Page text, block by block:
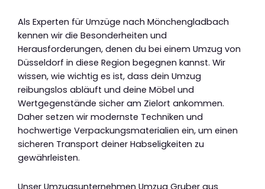
Als Experten für Umzüge nach Mönchengladbach
kennen wir die Besonderheiten und
Herausforderungen, denen du bei einem Umzug von
Düsseldorf in diese Region begegnen kannst. Wir
wissen, wie wichtig es ist, dass dein Umzug
reibungslos abläuft und deine Möbel und
Wertgegenstände sicher am Zielort ankommen.
Daher setzen wir modernste Techniken und
hochwertige Verpackungsmaterialien ein, um einen
sicheren Transport deiner Habseligkeiten zu
gewährleisten.
Unser Umzugsunternehmen Umzug Gruber aus